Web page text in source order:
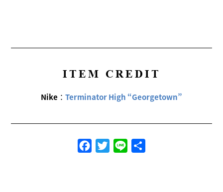
ITEM CREDIT
Nike ： Terminator High “Georgetown”
FacebookTwitterLine